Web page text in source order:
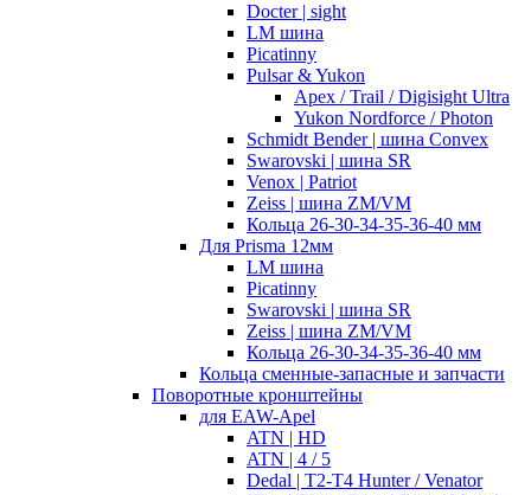
Docter | sight
LM шина
Picatinny
Pulsar & Yukon
Apex / Trail / Digisight Ultra
Yukon Nordforce / Photon
Schmidt Bender | шина Convex
Swarovski | шина SR
Venox | Patriot
Zeiss | шина ZM/VM
Кольца 26-30-34-35-36-40 мм
Для Prisma 12мм
LM шина
Picatinny
Swarovski | шина SR
Zeiss | шина ZM/VM
Кольца 26-30-34-35-36-40 мм
Кольца сменные-запасные и запчасти
Поворотные кронштейны
для EAW-Apel
ATN | HD
ATN | 4 / 5
Dedal | T2-T4 Hunter / Venator